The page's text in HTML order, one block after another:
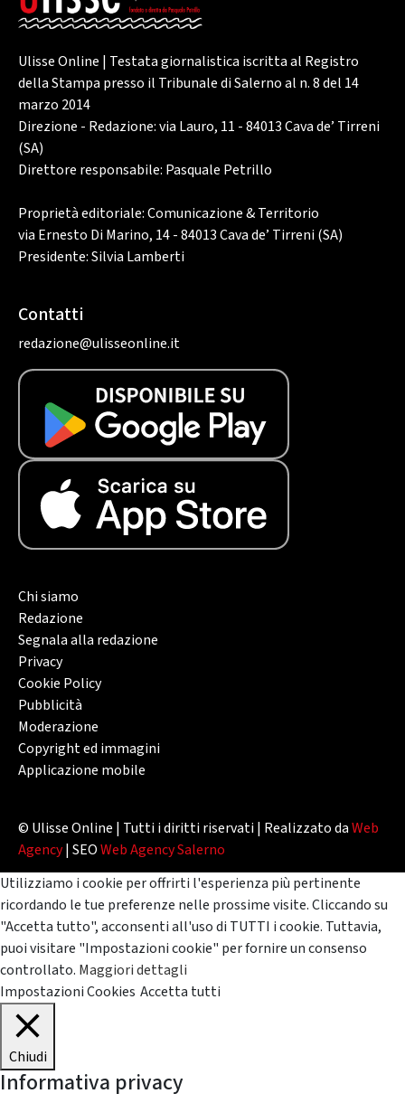
Ulisse Online | Testata giornalistica iscritta al Registro
della Stampa presso il Tribunale di Salerno al n. 8 del 14
marzo 2014
Direzione - Redazione: via Lauro, 11 - 84013 Cava de’ Tirreni
(SA)
Direttore responsabile: Pasquale Petrillo
Proprietà editoriale: Comunicazione & Territorio
via Ernesto Di Marino, 14 - 84013 Cava de’ Tirreni (SA)
Presidente: Silvia Lamberti
Contatti
redazione@ulisseonline.it
Chi siamo
Redazione
Segnala alla redazione
Privacy
Cookie Policy
Pubblicità
Moderazione
Copyright ed immagini
Applicazione mobile
© Ulisse Online | Tutti i diritti riservati | Realizzato daWeb
Agency| SEOWeb Agency Salerno
Utilizziamo i cookie per offrirti l'esperienza più pertinente
ricordando le tue preferenze nelle prossime visite. Cliccando su
"Accetta tutto", acconsenti all'uso di TUTTI i cookie. Tuttavia,
puoi visitare "Impostazioni cookie" per fornire un consenso
controllato. Maggiori dettagli
Impostazioni Cookies Accetta tutti
Chiudi
Informativa privacy